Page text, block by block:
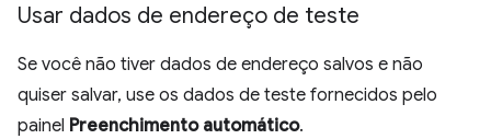
Usar dados de endereço de teste
Se você não tiver dados de endereço salvos e não
quiser salvar, use os dados de teste fornecidos pelo
painel Preenchimento automático.